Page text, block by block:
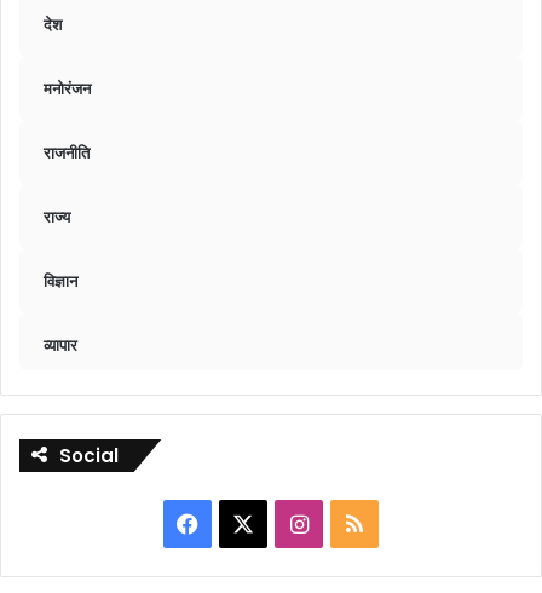
देश
मनोरंजन
राजनीति
राज्य
विज्ञान
व्यापार
Social
Facebook Instagram
RSS